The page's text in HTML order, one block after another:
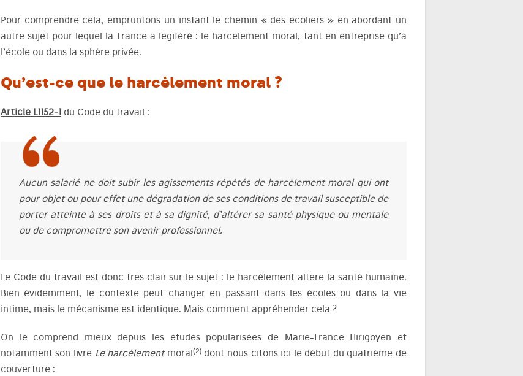
Pour comprendre cela, empruntons un instant le chemin « des écoliers » en abordant un
autre sujet pour lequel la France a légiféré : le harcèlement moral, tant en entreprise qu’à
l’école ou dans la sphère privée.
Qu’est-ce que le harcèlement moral ?
Article L1152-1du Code du travail :
Aucun salarié ne doit subir les agissements répétés de harcèlement moral qui ont
pour objet ou pour effet une dégradation de ses conditions de travail susceptible de
porter atteinte à ses droits et à sa dignité, d’altérer sa santé physique ou mentale
ou de compromettre son avenir professionnel.
Le Code du travail est donc très clair sur le sujet : le harcèlement altère la santé humaine.
Bien évidemment, le contexte peut changer en passant dans les écoles ou dans la vie
intime, mais le mécanisme est identique. Mais comment appréhender cela ?
On le comprend mieux depuis les études popularisées de Marie-France Hirigoyen et
notamment son livre Le harcèlement moral(2)dont nous citons ici le début du quatrième de
couverture :